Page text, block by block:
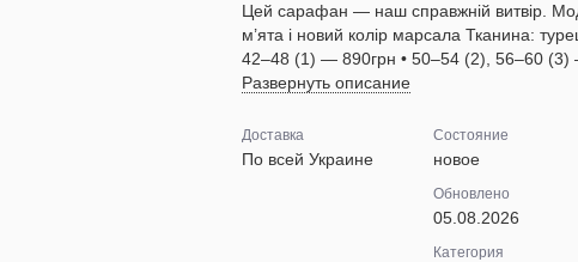
Цей сарафан — наш справжній витвір.
м’ята і новий колір марсала Тканина:
42–48 (1) — 890грн • 50–54 (2), 56–60 (3)
Развернуть описание
Доставка
По всей Украине
Состояние
новое
Обновлено
05.08.2026
Категория